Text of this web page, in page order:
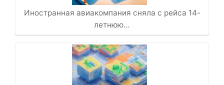
Иностранная авиакомпания сняла с рейса 14-
летнюю…